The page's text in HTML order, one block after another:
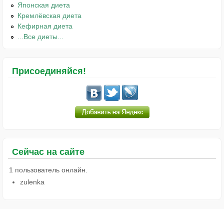
Японская диета
Кремлёвская диета
Кефирная диета
...Все диеты...
Присоединяйся!
Сейчас на сайте
1 пользователь онлайн.
zulenka